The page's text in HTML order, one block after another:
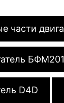
части
D4D